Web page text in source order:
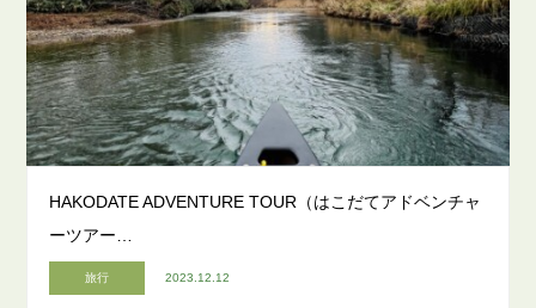
HAKODATE ADVENTURE TOUR（はこだてアドベンチャ
ーツアー…
旅行 2023.12.12